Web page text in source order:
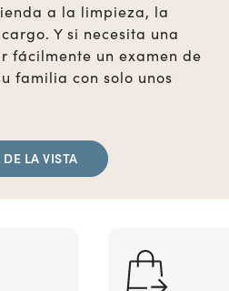
a la limpieza, la
Y si necesita una
fácilmente un examen de
familia con solo unos
LA VISTA